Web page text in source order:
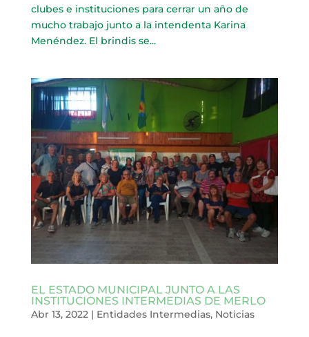
clubes e instituciones para cerrar un año de
mucho trabajo junto a la intendenta Karina
Menéndez. El brindis se...
EL ESTADO MUNICIPAL JUNTO A LAS
INSTITUCIONES INTERMEDIAS DE MERLO
Abr 13, 2022| Entidades Intermedias, Noticias